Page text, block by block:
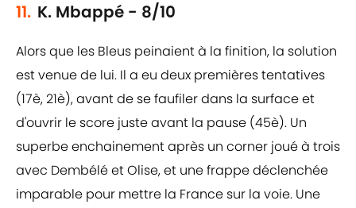
11. K. Mbappé - 8/10
Alors que les Bleus peinaient à la finition, la solution
est venue de lui. Il a eu deux premières tentatives
(17è, 21è), avant de se faufiler dans la surface et
d'ouvrir le score juste avant la pause (45è). Un
superbe enchainement après un corner joué à trois
avec Dembélé et Olise, et une frappe déclenchée
imparable pour mettre la France sur la voie. Une